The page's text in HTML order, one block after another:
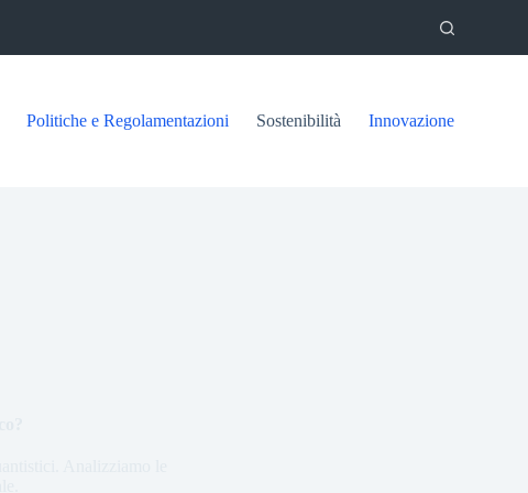
Politiche e Regolamentazioni Sostenibilità Innovazione